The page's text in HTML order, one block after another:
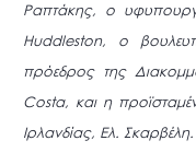
Ραπτάκης, ο
Huddleston, ο
πρόεδρος της
Costa, και η
Ιρλανδίας, Ελ. Σκαρβέλη.